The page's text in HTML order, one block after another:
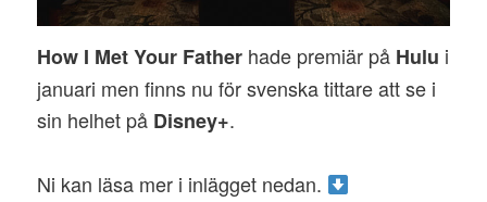
How I Met Your Father hade premiär på Hulu i
januari men finns nu för svenska tittare att se i
sin helhet på Disney+.
Ni kan läsa mer i inlägget nedan.